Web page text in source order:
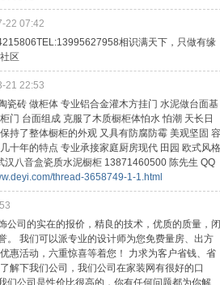
22 07:42
相识满天下，只做有缘
区
21 22:53
瓷砖 做柜体 专业铝合金灌木方挂门 水泥做台面基
门 台面组成 克服了木质橱柜体怕水 怕潮 天长日
持了整体橱柜的外观 又具有防腐防霉 美观坚固 容
十年的特点 专业承接家庭厨房现代 田园 欧式风格
汉八音盒瓷质水泥橱柜 13871460500 陈先生 QQ
thread-3658749-1-1.html
公司的实在的报价，精良的技术，优质的质量，闭
。 我们可以派专业的设计师为您免费量房、出方
惠活动，六重惊喜等着您！ 力求为客户省钱、省
解下我们公司，我们公司在家装网有很好的口
们公司是性价比很高的，你有任何问题都为你解